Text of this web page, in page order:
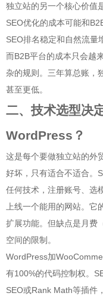
独立站的另一个核心价值
SEO优化的成本可能和
SEO排名稳定和自然流量
而B2B平台的成本只会越
杂的规则。三年算总账，
甚至更低。
二、技术选型决
WordPress？
这是每个要做独立站的外
好坏，只有适合不适合。
任何技术，注册账号、选
上线一个能用的网站。
扩展功能。但缺点是月费
空间的限制。
WordPress加
有100%的代码控制权。
SEO或Rank Math等插件